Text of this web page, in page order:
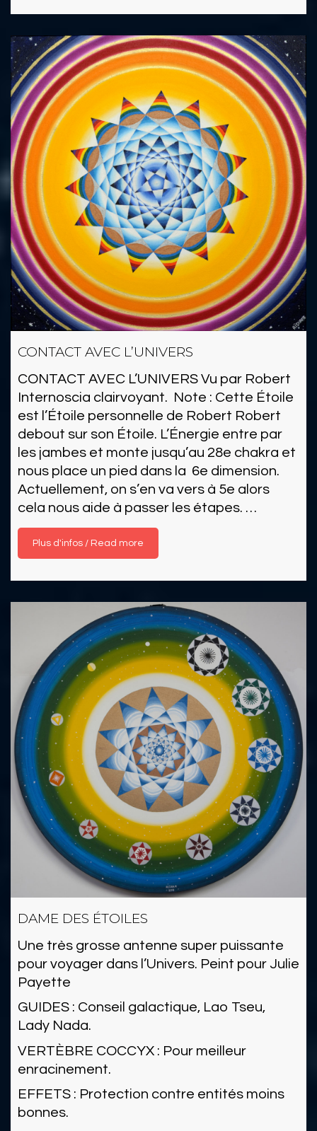
CONTACT AVEC L’UNIVERS
CONTACT AVEC L’UNIVERS Vu par Robert
Internoscia clairvoyant. Note : Cette Étoile
est l’Étoile personnelle de Robert Robert
debout sur son Étoile. L’Énergie entre par
les jambes et monte jusqu’au 28e chakra et
nous place un pied dans la 6e dimension.
Actuellement, on s’en va vers à 5e alors
cela nous aide à passer les étapes. …
Read more
DAME DES ÉTOILES
Une très grosse antenne super puissante
pour voyager dans l’Univers. Peint pour Julie
Payette
GUIDES : Conseil galactique, Lao Tseu,
Lady Nada.
VERTÈBRE COCCYX : Pour meilleur
enracinement.
EFFETS : Protection contre entités moins
bonnes.